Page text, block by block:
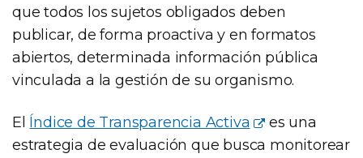
que todos los sujetos obligados deben
publicar, de forma proactiva y en formatos
abiertos, determinada información pública
vinculada a la gestión de su organismo.
El Índice de Transparencia Activa
es una
estrategia de evaluación que busca monitorear